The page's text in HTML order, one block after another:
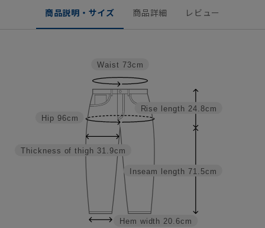
商品説明・サイズ 商品詳細 レビュー
Inseam length 71.5cm
Rise length 24.8cm
Hem width 20.6cm
Thickness of thigh 31.9cm
Hip 96cm
Waist 73cm